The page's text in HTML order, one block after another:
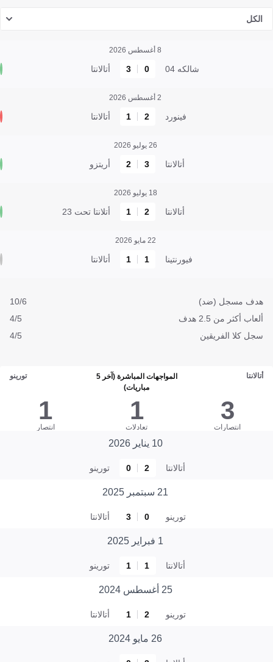
الكل
8 أغسطس 2026
شالكه 04 0
3 أتالانتا
2 أغسطس 2026
فينورد 2
1 أتالانتا
26 يوليو 2026
أتالانتا 3
2 أريتزو
18 يوليو 2026
أتالانتا 2
1 أتلانتا تحت 23
22 مايو 2026
فيورنتينا 1
1 أتالانتا
هدف مسجل (ضد)
10/6
ألعاب أكثر من 2.5 هدف
4/5
سجل كلا الفريقين
4/5
أتالانتا
المواجهات المباشرة (آخر 5
مباريات)
تورينو
3
انتصارات
1
تعادلات
1
انتصار
10 يناير 2026
أتالانتا 2
0 تورينو
21 سبتمبر 2025
تورينو 0
3 أتالانتا
1 فبراير 2025
أتالانتا 1
1 تورينو
25 أغسطس 2024
تورينو 2
1 أتالانتا
26 مايو 2024